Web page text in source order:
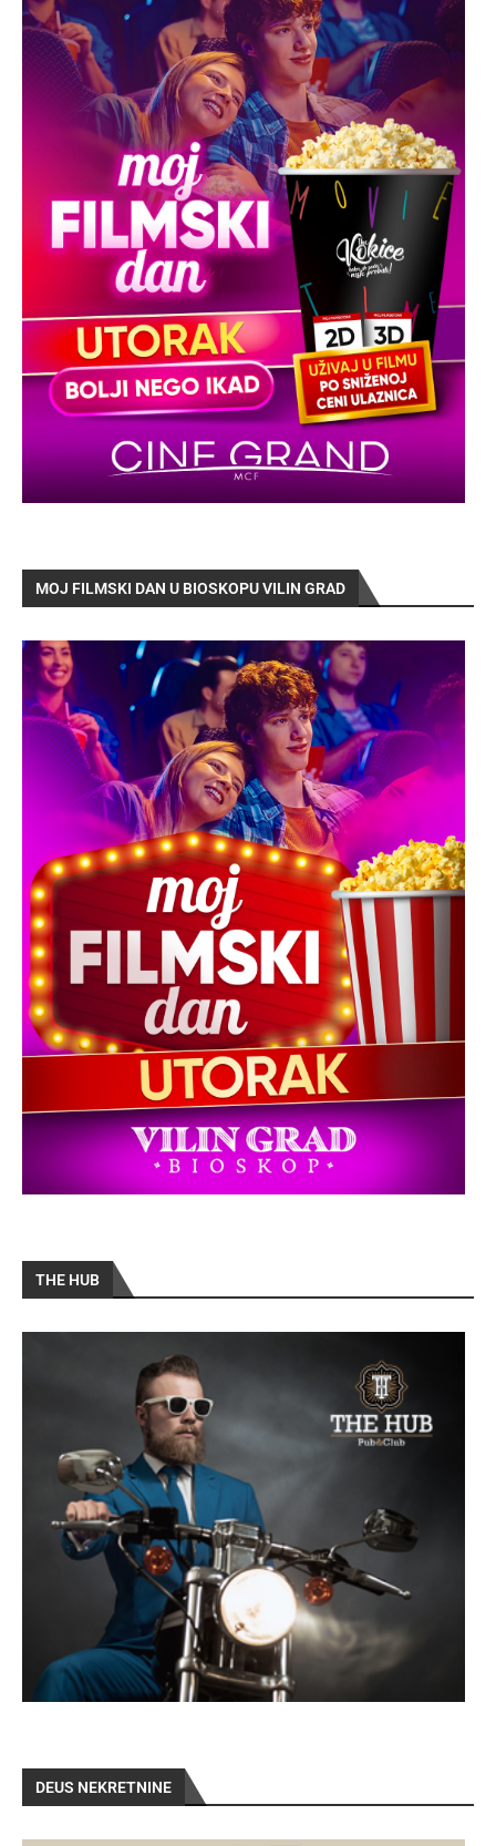
MOJ FILMSKI DAN U BIOSKOPU VILIN GRAD
THE HUB
DEUS NEKRETNINE